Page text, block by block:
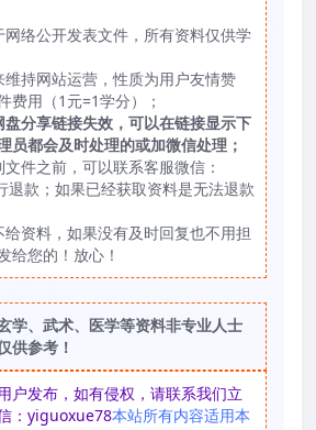
网络公开发表文件，所有资料仅供学
维持网站运营，性质为用户友情赞
费用（1元=1学分）；
盘分享链接失效，可以在链接显示下
员都会及时处理的或加微信处理；
文件之前，可以联系客服微信：
款；如果已经获取资料是无法退款
给资料，如果没有及时回复也不用担
给您的！放心！
学、武术、医学等资料非专业人士
供参考！
户发布，如有侵权，请联系我们立
：yiguoxue78本站所有内容适用本